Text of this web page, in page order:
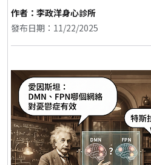
作者： 李政洋身心診所
發布日期：11/22/2025